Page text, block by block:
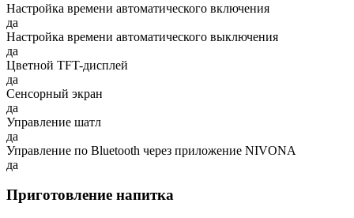
Настройка времени автоматического включения
да
Настройка времени автоматического выключения
да
Цветной TFT-дисплей
да
Сенсорный экран
да
Управление шатл
да
Управление по Bluetooth через приложение NIVONA
да
Приготовление напитка